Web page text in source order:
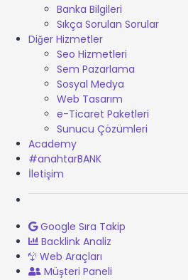
Banka Bilgileri
Sıkça Sorulan Sorular
Diğer Hizmetler
Seo Hizmetleri
Sem Pazarlama
Sosyal Medya
Web Tasarım
e-Ticaret Paketleri
Sunucu Çözümleri
Academy
#anahtarBANK
İletişim
Google Sıra Takip
Backlink Analiz
Web Araçları
Müşteri Paneli